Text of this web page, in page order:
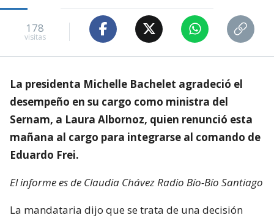
178
visitas
La presidenta Michelle Bachelet agradeció el
desempeño en su cargo como ministra del
Sernam, a Laura Albornoz, quien renunció esta
mañana al cargo para integrarse al comando de
Eduardo Frei.
El informe es de Claudia Chávez Radio Bío-Bío Santiago
La mandataria dijo que se trata de una decisión